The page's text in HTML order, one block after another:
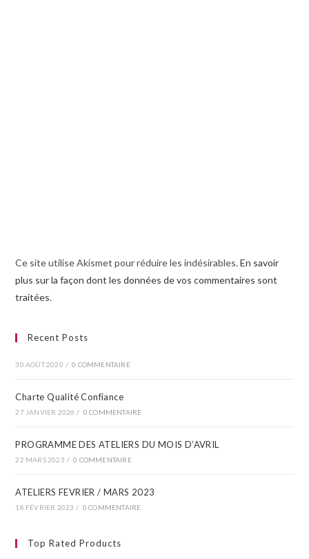
Ce site utilise Akismet pour réduire les indésirables.En savoir
plus sur la façon dont les données de vos commentaires sont
traitées.
Recent Posts
30 AOÛT 2020 / 0 COMMENTAIRE
Charte Qualité Confiance
27 JANVIER 2026 / 0 COMMENTAIRE
PROGRAMME DES ATELIERS DU MOIS D’AVRIL​
22 MARS 2023 / 0 COMMENTAIRE
ATELIERS FEVRIER / MARS 2023
18 FÉVRIER 2023 / 0 COMMENTAIRE
Top Rated Products